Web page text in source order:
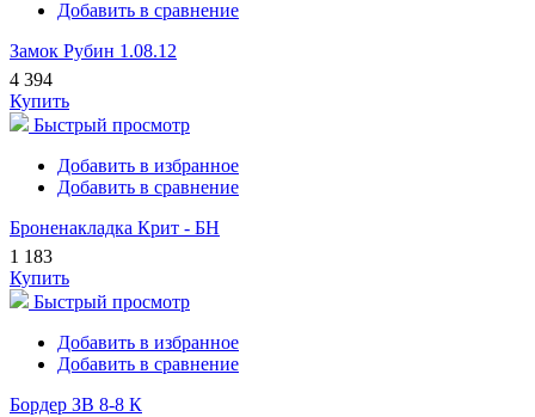
Добавить в сравнение
Замок Рубин 1.08.12
4 394
Купить
Быстрый просмотр
Добавить в избранное
Добавить в сравнение
Броненакладка Крит - БН
1 183
Купить
Быстрый просмотр
Добавить в избранное
Добавить в сравнение
Бордер ЗВ 8-8 К